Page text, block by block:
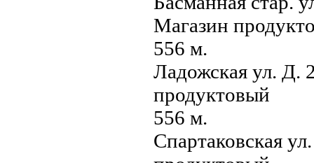
Магазин
556 м.
Ладожская ул. Д.
продуктовый
556 м.
Спартаковская